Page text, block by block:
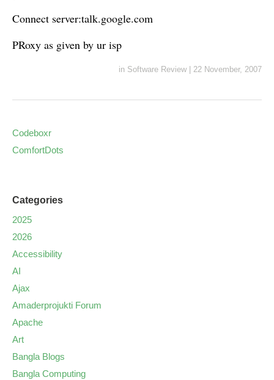
Connect server:talk.google.com
PRoxy as given by ur isp
in Software Review 22 November, 2007
Codeboxr
ComfortDots
Categories
2025
2026
Accessibility
AI
Ajax
Amaderprojukti Forum
Apache
Art
Bangla Blogs
Bangla Computing